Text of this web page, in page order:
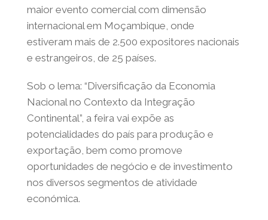
maior evento comercial com dimensão
internacional em Moçambique, onde
estiveram mais de 2.500 expositores nacionais
e estrangeiros, de 25 países.
Sob o lema: “Diversificação da Economia
Nacional no Contexto da Integração
Continental”, a feira vai expõe as
potencialidades do país para produção e
exportação, bem como promove
oportunidades de negócio e de investimento
nos diversos segmentos de atividade
económica.